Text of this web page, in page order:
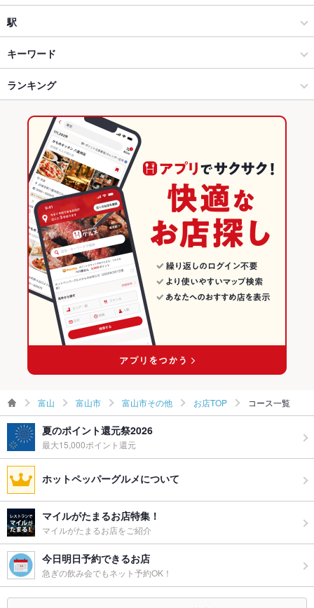
スペインバル・イタリアンバール
富山市 × ダイニングバー・バル
富山市 × スペインバル・イタリアンバール
堀川小泉駅 × ダイニングバー・バル
堀川小泉駅 × スペインバル・イタリアンバール
居酒屋
洋・和洋・各国料理・その他
富山市 × 居酒屋
富山市 × 洋・和洋・各国料理・その他
堀川小泉駅 × 居酒屋
堀川小泉駅 × 洋・和洋・各国料理・その他
富山市その他
富山市その他 × ダイニングバー・バル
富山市その他 × スペインバル・イタリアンバール
富山市その他 × 居酒屋
富山市その他 × 洋・和洋・各国料理・その他
富山 × ダイニングバー・バル
富山 × スペインバル・イタリアンバール
富山 × 居酒屋
富山 × 洋・和洋・各国料理・その他
駅
堀川小泉駅
南富山駅
キーワード
エビ料理
マルゲリータ デザート
ランキング
富山のグルメランキング
富山のダイニングバー・バルランキング
富山のスペインバル・イタリアンバールランキング
富山市のグルメランキング
富山市のダイニングバー・バルランキング
富山市のスペインバル・イタリアンバールランキング
富山市その他のグルメランキング
富山 富山市 富山市その他 お店TOP コース一覧
夏のポイント還元祭2026
最大15,000ポイント還元
ホットペッパーグルメについて
マイルがたまるお店特集！
マイルがたまるお店をご紹介
今日明日予約できるお店
急ぎの飲み会でもネット予約OK！